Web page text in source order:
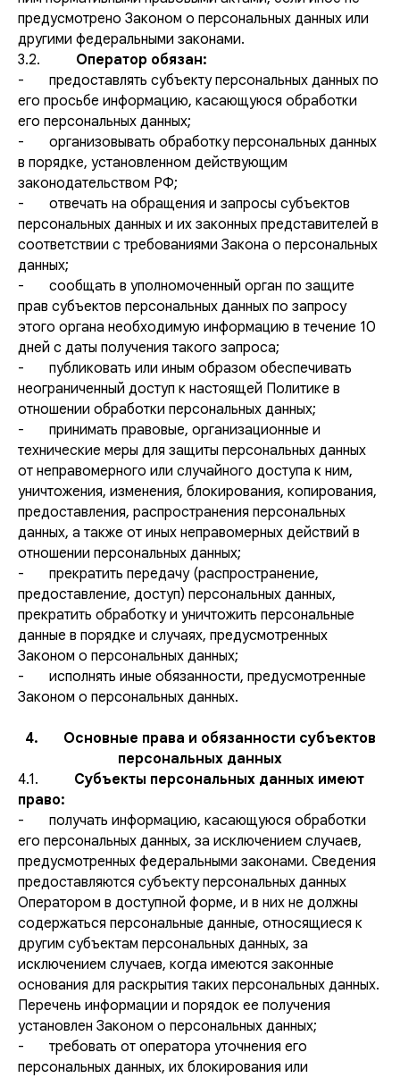
предусмотрено Законом о персональных данных или
другими федеральными законами.
3.2. Оператор обязан:
- предоставлять субъекту персональных данных по
его просьбе информацию, касающуюся обработки
его персональных данных;
- организовывать обработку персональных данных
в порядке, установленном действующим
законодательством РФ;
- отвечать на обращения и запросы субъектов
персональных данных и их законных представителей в
соответствии с требованиями Закона о персональных
данных;
- сообщать в уполномоченный орган по защите
прав субъектов персональных данных по запросу
этого органа необходимую информацию в течение 10
дней с даты получения такого запроса;
- публиковать или иным образом обеспечивать
неограниченный доступ к настоящей Политике в
отношении обработки персональных данных;
- принимать правовые, организационные и
технические меры для защиты персональных данных
от неправомерного или случайного доступа к ним,
уничтожения, изменения, блокирования, копирования,
предоставления, распространения персональных
данных, а также от иных неправомерных действий в
отношении персональных данных;
- прекратить передачу (распространение,
предоставление, доступ) персональных данных,
прекратить обработку и уничтожить персональные
данные в порядке и случаях, предусмотренных
Законом о персональных данных;
- исполнять иные обязанности, предусмотренные
Законом о персональных данных.
4. Основные права и обязанности субъектов
персональных данных
4.1. Субъекты персональных данных имеют
право:
- получать информацию, касающуюся обработки
его персональных данных, за исключением случаев,
предусмотренных федеральными законами. Сведения
предоставляются субъекту персональных данных
Оператором в доступной форме, и в них не должны
содержаться персональные данные, относящиеся к
другим субъектам персональных данных, за
исключением случаев, когда имеются законные
основания для раскрытия таких персональных данных.
Перечень информации и порядок ее получения
установлен Законом о персональных данных;
- требовать от оператора уточнения его
персональных данных, их блокирования или